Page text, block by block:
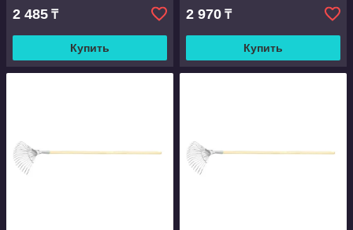
2 485 ₸
Купить
2 970 ₸
Купить